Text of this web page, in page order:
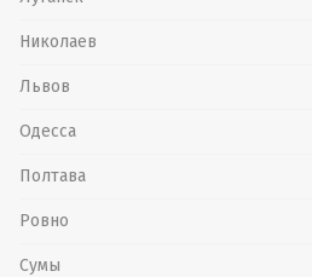
Николаев
Львов
Одесса
Полтава
Ровно
Сумы